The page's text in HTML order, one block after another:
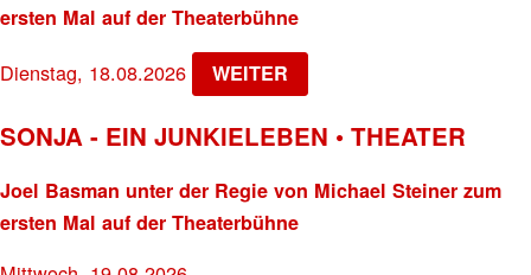
ersten Mal auf der Theaterbühne
Dienstag, 18.08.2026 WEITER
SONJA - EIN JUNKIELEBEN • THEATER
Joel Basman unter der Regie von Michael Steiner zum
ersten Mal auf der Theaterbühne